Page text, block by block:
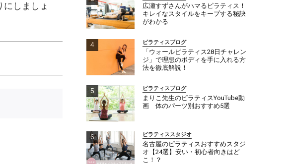
しましょ
広瀬すずさんがハマるピラティス！
キレイなスタイルをキープする秘訣
がわかる
ピラティスブログ
「ウォールピラティス28日チャレン
ジ」で理想のボディを手に入れる方
法を徹底解説！
ピラティスブログ
まりこ先生のピラティスYouTube動
画 体のパーツ別おすすめ5選
ピラティススタジオ
名古屋のピラティスおすすめスタジ
オ【24選】安い・初心者向きはど
こ！？